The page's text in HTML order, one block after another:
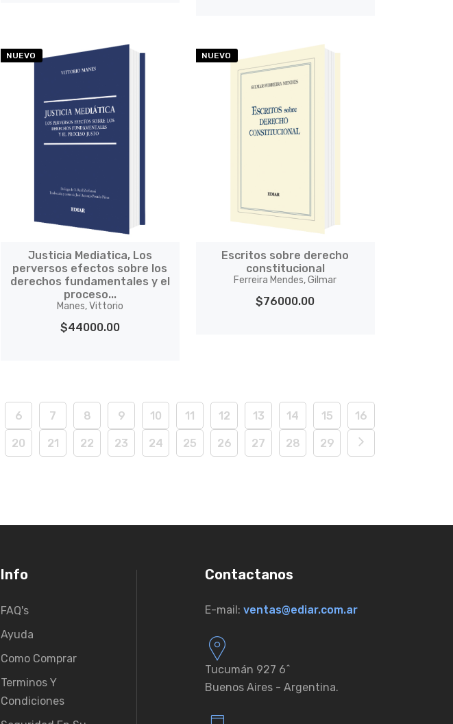
NUEVO
Justicia Mediatica, Los
perversos efectos sobre los
derechos fundamentales y el
proceso...
Manes, Vittorio
$44000.00
NUEVO
Escritos sobre derecho
constitucional
Ferreira Mendes, Gilmar
$76000.00
6 7 8 9 10 11 12 13 14 15 16
20 21 22 23 24 25 26 27 28 29
Info
FAQ's
Ayuda
Como Comprar
Terminos Y
Condiciones
Contactanos
E-mail: ventas@ediar.com.ar
Tucumán 927 6ˆ
Buenos Aires - Argentina.